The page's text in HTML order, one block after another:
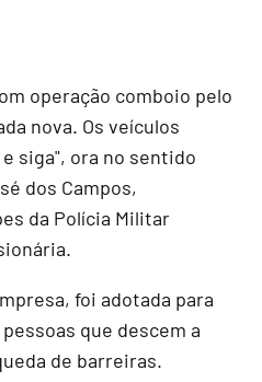
operação comboio pelo
nova. Os veículos
siga", ora no sentido
dos Campos,
da Polícia Militar
foi adotada para
que descem a
de barreiras.